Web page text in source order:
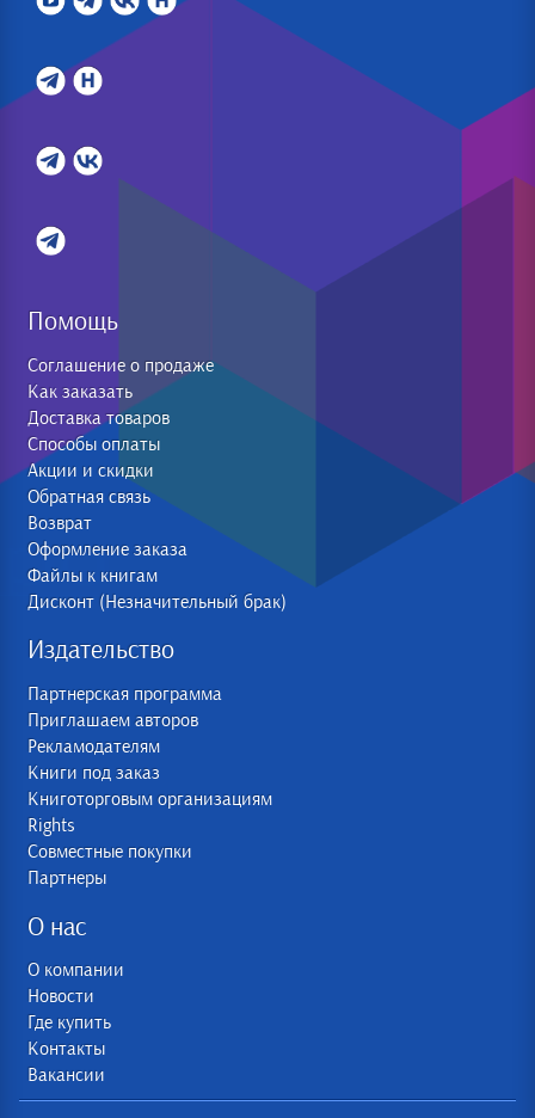
Помощь
Соглашение о продаже
Как заказать
Доставка товаров
Способы оплаты
Акции и скидки
Обратная связь
Возврат
Оформление заказа
Файлы к книгам
Дисконт (Незначительный брак)
Издательство
Партнерская программа
Приглашаем авторов
Рекламодателям
Книги под заказ
Книготорговым организациям
Rights
Совместные покупки
Партнеры
О нас
О компании
Новости
Где купить
Контакты
Вакансии